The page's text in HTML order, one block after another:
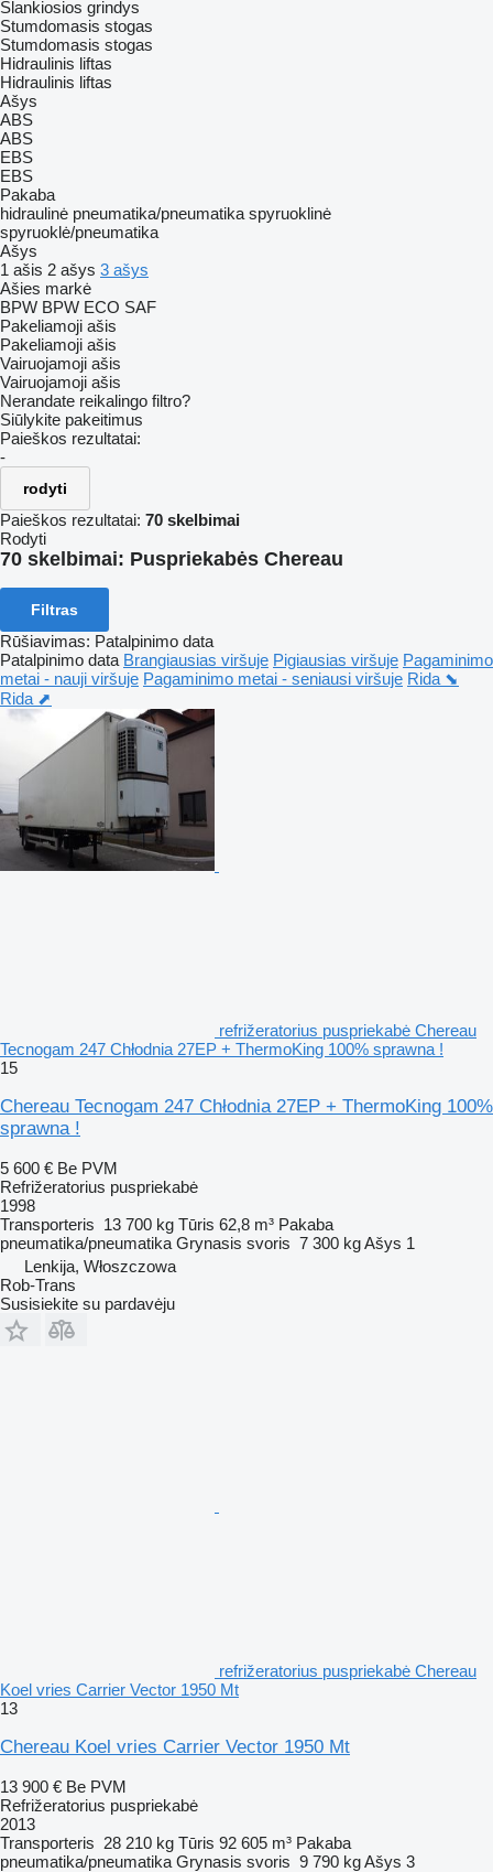
Slankiosios grindys
Stumdomasis stogas
Stumdomasis stogas
Hidraulinis liftas
Hidraulinis liftas
Ašys
ABS
ABS
EBS
EBS
Pakaba
hidraulinė pneumatika/pneumatika spyruoklinė
spyruoklė/pneumatika
Ašys
1 ašis 2 ašys 3 ašys
Ašies markė
BPW BPW ECO SAF
Pakeliamoji ašis
Pakeliamoji ašis
Vairuojamoji ašis
Vairuojamoji ašis
Nerandate reikalingo filtro?
Siūlykite pakeitimus
Paieškos rezultatai:
-
rodyti
Paieškos rezultatai: 70 skelbimai
Rodyti
70 skelbimai: Puspriekabės Chereau
Filtras
Rūšiavimas: Patalpinimo data
Patalpinimo data Brangiausias viršuje Pigiausias viršuje Pagaminimo
metai - nauji viršuje Pagaminimo metai - seniausi viršuje Rida ⬊
Rida ⬈
refrižeratorius puspriekabė Chereau
Tecnogam 247 Chłodnia 27EP + ThermoKing 100% sprawna !
15
Chereau Tecnogam 247 Chłodnia 27EP + ThermoKing 100%
sprawna !
5 600 € Be PVM
Refrižeratorius puspriekabė
1998
Transporteris 13 700 kg Tūris 62,8 m³ Pakaba
pneumatika/pneumatika Grynasis svoris 7 300 kgAšys 1
Lenkija, Włoszczowa
Rob-Trans
Susisiekite su pardavėju
refrižeratorius puspriekabė Chereau
Koel vries Carrier Vector 1950 Mt
13
Chereau Koel vries Carrier Vector 1950 Mt
13 900 € Be PVM
Refrižeratorius puspriekabė
2013
Transporteris 28 210 kg Tūris 92 605 m³ Pakaba
pneumatika/pneumatika Grynasis svoris 9 790 kgAšys 3